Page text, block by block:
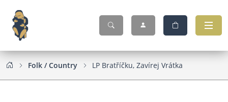
Folk / Country LP Bratříčku, Zavírej Vrátka